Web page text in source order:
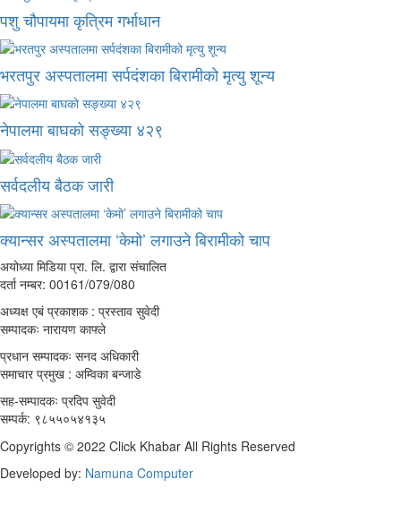
पशु चौपायमा कृत्रिम गर्भाधान
भरतपुर अस्पतालमा सर्पदंशका बिरामीको मृत्यु शून्य
नेपालमा बाघको सङ्ख्या ४२९
सर्वदलीय बैठक जारी
क्यान्सर अस्पतालमा ‘केमो’ लगाउने बिरामीको चाप
अयोध्या मिडिया प्रा. लि. द्वारा संचालित
दर्ता नम्बर: 00161/079/080
अध्यक्ष एबं प्रकाशक : प्रस्ताव सुवेदी
सम्पादकः नारायण काफ्ले
प्रधान सम्पादकः सनद अधिकारी
समाचार प्रमुख : अम्विका बन्जाडे
सह-सम्पादकः प्रदिप सुवेदी
सम्पर्क: ९८५५०५४१३५
Copyrights © 2022 Click Khabar All Rights Reserved
Developed by: Namuna Computer